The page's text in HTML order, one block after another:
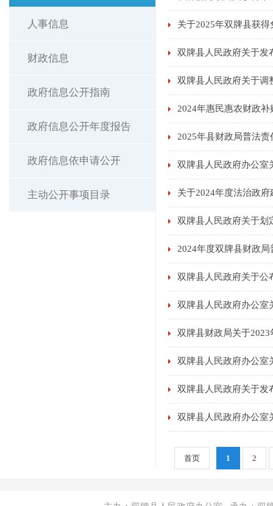
人事信息
财政信息
政府信息公开指南
政府信息公开年度报告
政府信息依申请公开
主动公开事项目录
关于2025年双牌县获
双牌县人民政府关于发
双牌县人民政府关于调
2024年惠民惠农财政
2025年县财政局普法
双牌县人民政府办公室
关于2024年度法治政
双牌县人民政府关于划
2024年度双牌县财政
双牌县人民政府关于公
双牌县人民政府办公室
双牌县财政局关于
双牌县人民政府办公室
双牌县人民政府关于发
双牌县人民政府办公室
首页 1 2